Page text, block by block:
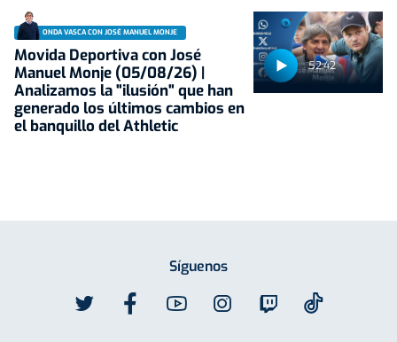
52:42
ONDA VASCA CON JOSÉ MANUEL MONJE
Movida Deportiva con José
Manuel Monje (05/08/26) |
Analizamos la "ilusión" que han
generado los últimos cambios en
el banquillo del Athletic
Síguenos